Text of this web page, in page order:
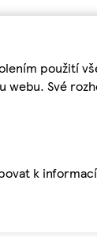
použití
Své
k